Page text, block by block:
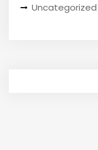
Uncategorized